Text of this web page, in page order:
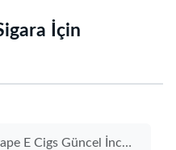
İçin
Güncel İnceleme ve Fırsatlar, cosmic fog satın al İçin Ayrıntılı Rehber ve Kampanya İpuçları